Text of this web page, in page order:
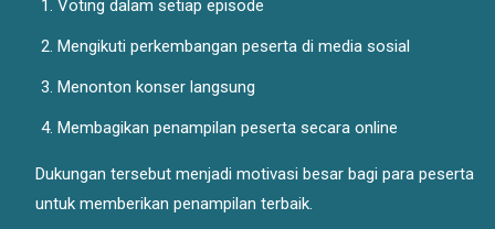
Voting dalam setiap episode
Mengikuti perkembangan peserta di media sosial
Menonton konser langsung
Membagikan penampilan peserta secara online
Dukungan tersebut menjadi motivasi besar bagi para peserta
untuk memberikan penampilan terbaik.